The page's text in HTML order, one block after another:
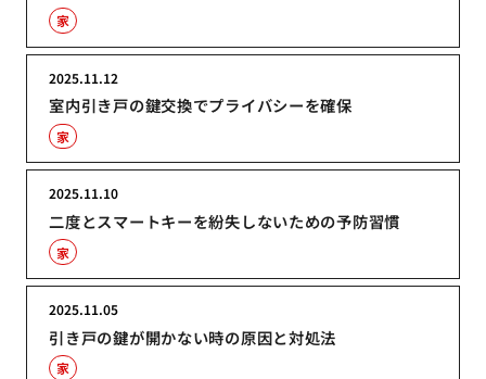
家
室内引き戸の鍵交換でプライバシーを確保
2025.11.12
家
二度とスマートキーを紛失しないための予防習慣
2025.11.10
家
引き戸の鍵が開かない時の原因と対処法
2025.11.05
家